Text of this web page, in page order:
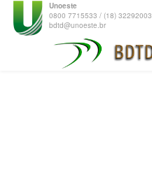
Unoeste
0800 7715533 / (18) 32292003
bdtd@unoeste.br